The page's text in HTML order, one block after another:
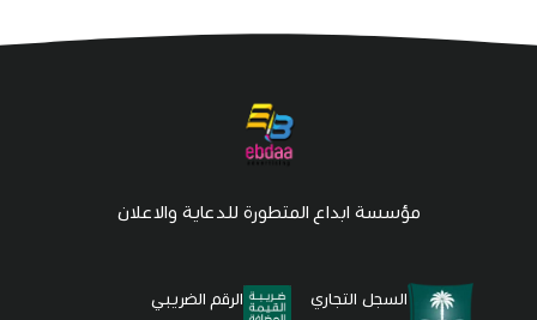
مؤسسة ابداع المتطورة للدعاية والاعلان
السجل التجاري
الرقم الضريبي